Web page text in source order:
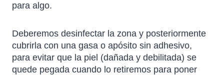
para algo.
Deberemos desinfectar la zona y posteriormente
cubrirla con una gasa o apósito sin adhesivo,
para evitar que la piel (dañada y debilitada) se
quede pegada cuando lo retiremos para poner